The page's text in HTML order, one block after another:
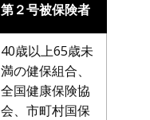
第２号被保険者
40歳以上65歳未
満の健保組合、
全国健康保険協
会、市町村国保